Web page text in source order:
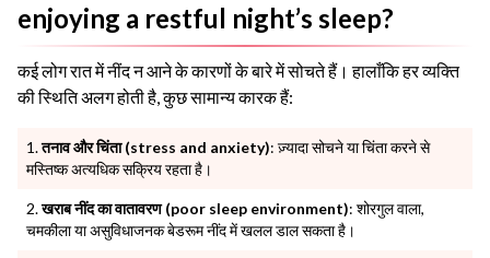
enjoying a restful night’s sleep?
कई लोग रात में नींद न आने के कारणों के बारे में सोचते हैं। हालाँकि हर व्यक्ति
की स्थिति अलग होती है, कुछ सामान्य कारक हैं:
तनाव और चिंता (stress and anxiety): ज़्यादा सोचने या चिंता करने से
मस्तिष्क अत्यधिक सक्रिय रहता है।
खराब नींद का वातावरण (poor sleep environment): शोरगुल वाला,
चमकीला या असुविधाजनक बेडरूम नींद में खलल डाल सकता है।